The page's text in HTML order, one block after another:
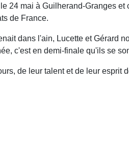
24 mai à Guilherand-Granges
de France.
dans l'ain, Lucette et Gérard
c'est en demi-finale qu'ils se
de leur talent et de leur esprit